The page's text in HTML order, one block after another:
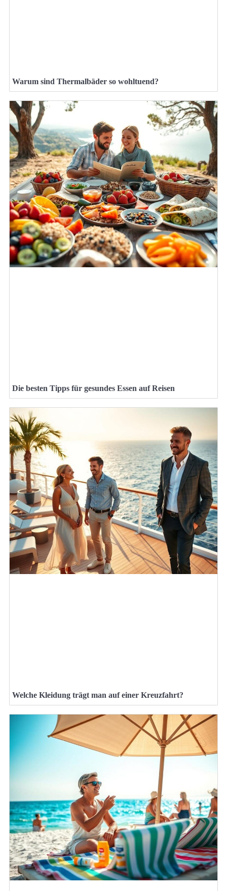
Warum sind Thermalbäder so wohltuend?
Die besten Tipps für gesundes Essen auf Reisen
Welche Kleidung trägt man auf einer Kreuzfahrt?